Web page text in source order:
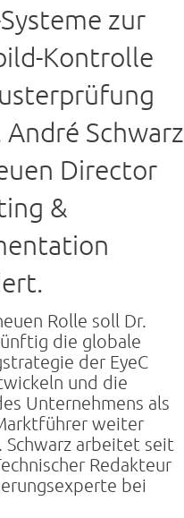
zur
Kontrolle
André Schwarz
Director
&
Rolle soll Dr.
die globale
der EyeC
und die
Unternehmens als
weiter
Schwarz arbeitet seit
Redakteur
bei